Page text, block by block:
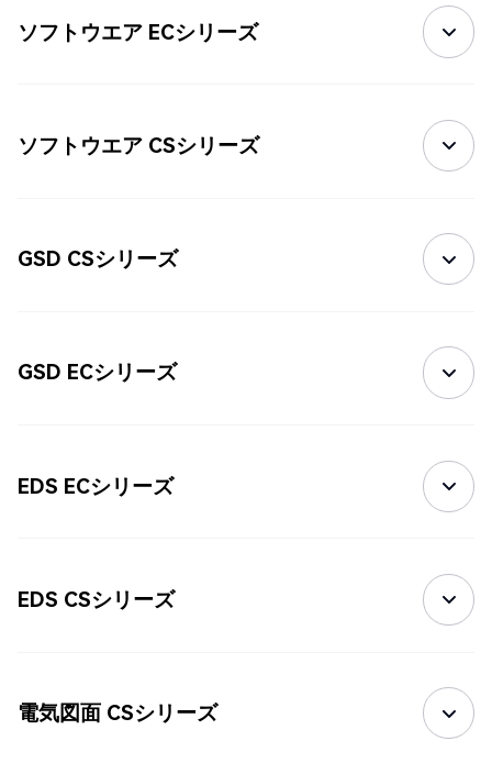
ソフトウエア ECシリーズ
ソフトウエア CSシリーズ
GSD CSシリーズ
GSD ECシリーズ
EDS ECシリーズ
EDS CSシリーズ
電気図面 CSシリーズ